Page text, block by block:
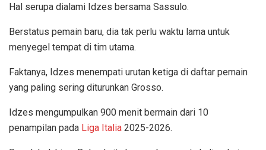
Hal serupa dialami Idzes bersama Sassulo.
Berstatus pemain baru, dia tak perlu waktu lama untuk
menyegel tempat di tim utama.
Faktanya, Idzes menempati urutan ketiga di daftar pemain
yang paling sering diturunkan Grosso.
Idzes mengumpulkan 900 menit bermain dari 10
penampilan pada Liga Italia 2025-2026.